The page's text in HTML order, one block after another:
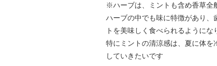
※ハーブは、ミントも含め香草全
ハーブの中でも味に特徴があり
トを美味しく食べられるようにな
特にミントの清涼感は、夏に体
していきたいです